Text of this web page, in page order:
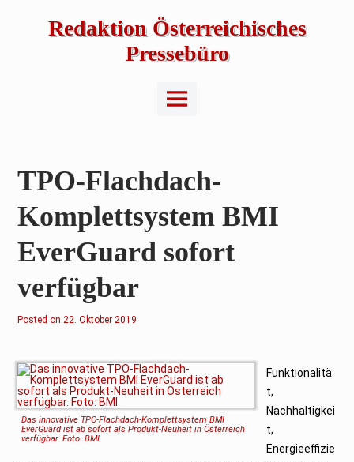
Redaktion Österreichisches
Pressebüro
Main
Menu
TPO-Flachdach-
Komplettsystem BMI
EverGuard sofort
verfügbar
Posted on22. Oktober 2019
Das innovative TPO-Flachdach-Komplettsystem BMI
EverGuard ist ab sofort als Produkt-Neuheit in Österreich
verfügbar. Foto: BMI
Funktionalitä
t,
Nachhaltigkei
t,
Energieeffizie